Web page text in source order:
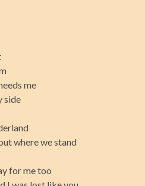
me
side
where we stand
for me too